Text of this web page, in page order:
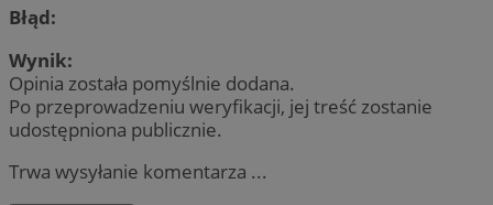
Błąd:
Wynik:
Opinia została pomyślnie dodana.
Po przeprowadzeniu weryfikacji, jej treść zostanie
udostępniona publicznie.
Trwa wysyłanie komentarza ...